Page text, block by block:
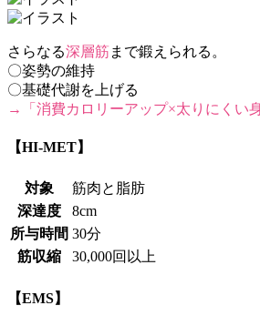
さらなる深層筋まで鍛えられる。
〇姿勢の維持
〇基礎代謝を上げる
→「消費カロリーアップ×太りにくい身
【HI-MET】
対象
筋肉と脂肪
深達度
8cm
所与時間 30分
筋収縮
30,000回以上
【EMS】